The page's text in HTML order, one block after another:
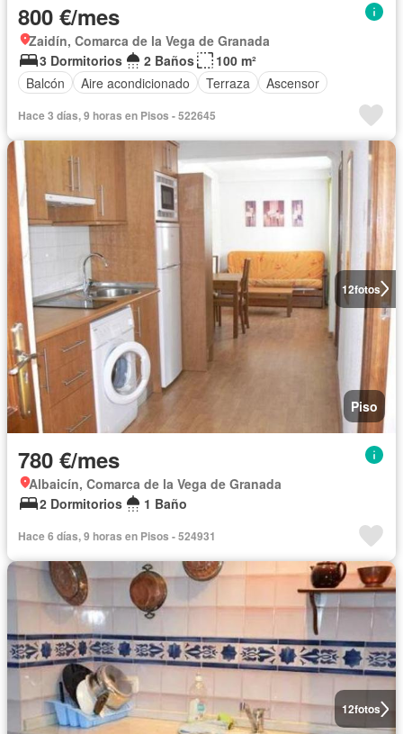
800 €/mes
Zaidín, Comarca de la Vega de Granada
3 Dormitorios
2 Baños
100 m²
Balcón
Aire acondicionado Terraza Ascensor
Hace 3 días, 9 horas en Pisos - 522645
12fotos
Piso
780 €/mes
Albaicín, Comarca de la Vega de Granada
2 Dormitorios
1 Baño
Hace 6 días, 9 horas en Pisos - 524931
12fotos